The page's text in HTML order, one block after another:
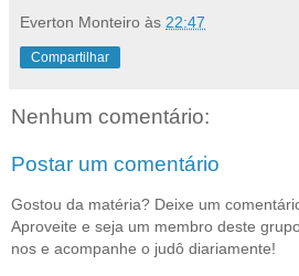
Everton Monteiro às 22:47
Compartilhar
Nenhum comentário:
Postar um comentário
Gostou da matéria? Deixe um
Aproveite e seja um membro deste
nos e acompanhe o judô diariamente!